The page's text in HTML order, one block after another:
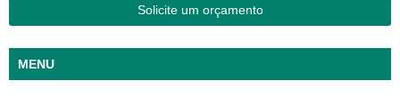
Solicite um orçamento
MENU